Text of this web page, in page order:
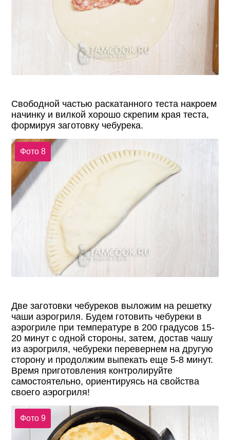
Свободной частью раскатанного теста накроем
начинку и вилкой хорошо скрепим края теста,
формируя заготовку чебурека.
Фото 8
Две заготовки чебуреков выложим на решетку
чаши аэрогриля. Будем готовить чебуреки в
аэрогриле при температуре в 200 градусов 15-
20 минут с одной стороны, затем, достав чашу
из аэрогриля, чебуреки перевернем на другую
сторону и продолжим выпекать еще 5-8 минут.
Время приготовления контролируйте
самостоятельно, ориентируясь на свойства
своего аэрогриля!
Фото 9